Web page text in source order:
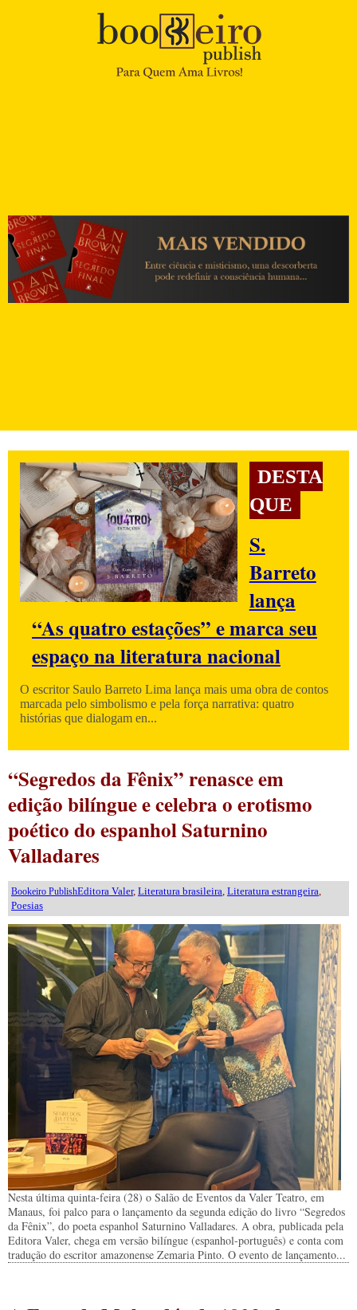
DESTA
QUE
S.
Barreto
lança
“As quatro estações” e marca seu
espaço na literatura nacional
O escritor Saulo Barreto Lima lança mais uma obra de contos
marcada pelo simbolismo e pela força narrativa: quatro
histórias que dialogam en...
“Segredos da Fênix” renasce em
edição bilíngue e celebra o erotismo
poético do espanhol Saturnino
Valladares
Bookeiro PublishEditora Valer, Literatura brasileira, Literatura estrangeira,
Poesias
Nesta última quinta-feira (28) o Salão de Eventos da Valer Teatro, em
Manaus, foi palco para o lançamento da segunda edição do livro “Segredos
da Fênix”, do poeta espanhol Saturnino Valladares. A obra, publicada pela
Editora Valer, chega em versão bilíngue (espanhol-português) e conta com
tradução do escritor amazonense Zemaria Pinto. O evento de lançamento...